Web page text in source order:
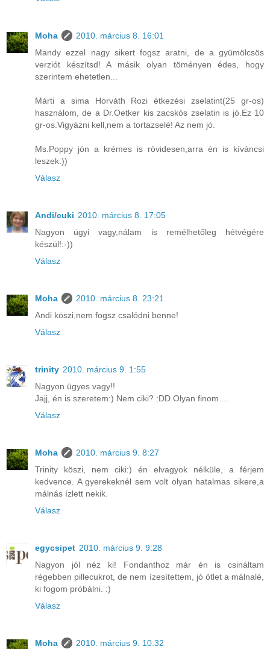
Moha
2010. március 8. 16:01
Mandy ezzel nagy sikert fogsz aratni, de a gyümölcsös
verziót készítsd! A másik olyan töményen édes, hogy
szerintem ehetetlen...
Márti a sima Horváth Rozi étkezési zselatint(25 gr-os)
használom, de a Dr.Oetker kis zacskós zselatin is jó.Ez 10
gr-os.Vigyázni kell,nem a tortazselé! Az nem jó.
Ms.Poppy jön a krémes is rövidesen,arra én is kíváncsi
leszek:))
Válasz
Andi/cuki 2010. március 8. 17:05
Nagyon ügyi vagy,nálam is remélhetőleg hétvégére
készül!:-))
Válasz
Moha
2010. március 8. 23:21
Andi köszi,nem fogsz csalódni benne!
Válasz
trinity 2010. március 9. 1:55
Nagyon ügyes vagy!!
Jajj, én is szeretem:) Nem ciki? :DD Olyan finom....
Válasz
Moha
2010. március 9. 8:27
Trinity köszi, nem ciki:) én elvagyok nélküle, a férjem
kedvence. A gyerekeknél sem volt olyan hatalmas sikere,a
málnás ízlett nekik.
Válasz
egycsipet 2010. március 9. 9:28
Nagyon jól néz ki! Fondanthoz már én is csináltam
régebben pillecukrot, de nem ízesítettem, jó ötlet a málnalé,
ki fogom próbálni. :)
Válasz
Moha
2010. március 9. 10:32